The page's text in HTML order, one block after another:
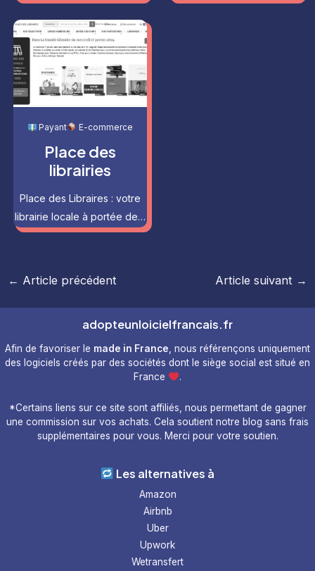
Payant E-commerce
Place des
librairies
Place des Libraires : votre
librairie locale à portée de…
Navigation
← Article précédent Article suivant →
adopteunloicielfrancais.fr
Afin de favoriser le made in France , nous référençons uniquement
des logiciels créés par des sociétés dont le siège social est situé en
France
.
*Certains liens sur ce site sont affiliés, nous permettant de gagner
une commission sur vos achats. Cela soutient notre blog sans frais
supplémentaires pour vous. Merci pour votre soutien.
Les alternatives à
Amazon
Airbnb
Uber
Upwork
Wetransfert